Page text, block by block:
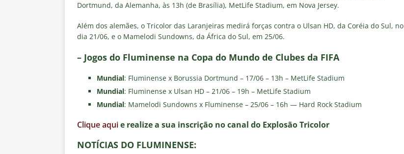
Dortmund, da Alemanha, às 13h (de Brasília), MetLife Stadium, em Nova Jersey.
Além dos alemães, o Tricolor das Laranjeiras medirá forças contra o Ulsan HD, da Coréia do Sul, no
dia 21/06, e o Mamelodi Sundowns, da África do Sul, em 25/06.
– Jogos do Fluminense na Copa do Mundo de Clubes da FIFA
Mundial: Fluminense x Borussia Dortmund – 17/06 – 13h – MetLife Stadium
Mundial: Fluminense x Ulsan HD – 21/06 – 19h – MetLife Stadium
Mundial: Mamelodi Sundowns x Fluminense – 25/06 – 16h — Hard Rock Stadium
Clique aquie realize a sua inscrição no canal do Explosão Tricolor
NOTÍCIAS DO FLUMINENSE: